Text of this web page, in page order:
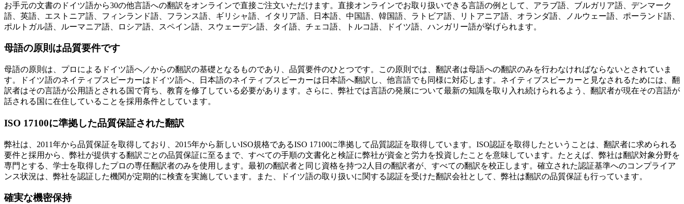
お手元の文書のドイツ語から30の他言語への翻訳をオンラインで直接ご注文いただけます。直接オンラインでお取り扱いできる言語の例として、アラブ語、ブルガリア語、デンマーク
語、英語、エストニア語、フィンランド語、フランス語、ギリシャ語、イタリア語、日本語、中国語、韓国語、ラトビア語、リトアニア語、オランダ語、ノルウェー語、ポーランド語、
ポルトガル語、ルーマニア語、ロシア語、スペイン語、スウェーデン語、タイ語、チェコ語、トルコ語、ドイツ語、ハンガリー語が挙げられます。
母語の原則は品質要件です
母語の原則は、プロによるドイツ語へ／からの翻訳の基礎となるものであり、品質要件のひとつです。この原則では、翻訳者は母語への翻訳のみを行わなければならないとされていま
す。ドイツ語のネイティブスピーカーはドイツ語へ、日本語のネイティブスピーカーは日本語へ翻訳し、他言語でも同様に対応します。ネイティブスピーカーと見なされるためには、翻
訳者はその言語が公用語とされる国で育ち、教育を修了している必要があります。さらに、弊社では言語の発展について最新の知識を取り入れ続けられるよう、翻訳者が現在その言語が
話される国に在住していることを採用条件としています。
ISO 17100に準拠した品質保証された翻訳
弊社は、2011年から品質保証を取得しており、2015年から新しいISO規格であるISO 17100に準拠して品質認証を取得しています。ISO認証を取得したということは、翻訳者に求められる
要件と採用から、弊社が提供する翻訳ごとの品質保証に至るまで、すべての手順の文書化と検証に弊社が資金と労力を投資したことを意味しています。たとえば、弊社は翻訳対象分野を
専門とする、学士を取得したプロの専任翻訳者のみを使用します。最初の翻訳者と同じ資格を持つ2人目の翻訳者が、すべての翻訳を校正します。確立された認証基準へのコンプライア
ンス状況は、弊社を認証した機関が定期的に検査を実施しています。また、ドイツ語の取り扱いに関する認証を受けた翻訳会社として、弊社は翻訳の品質保証も行っています。
確実な機密保持